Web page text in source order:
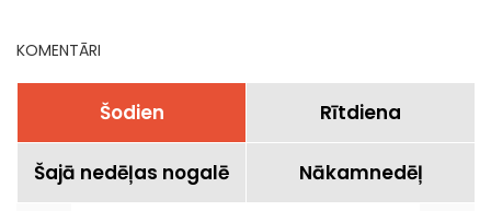
KOMENTĀRI
Šodien Rītdiena
Šajā nedēļas nogalē Nākamnedēļ